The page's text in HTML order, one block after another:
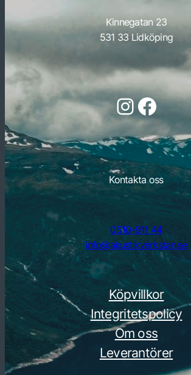
Kinnegatan 23
531 33 Lidköping
Följ oss på
Följ oss
Kontakta oss
0510-911 44
info@akustikverkstan.se
Köpvillkor
Integritetspolicy
Om oss
Leverantörer